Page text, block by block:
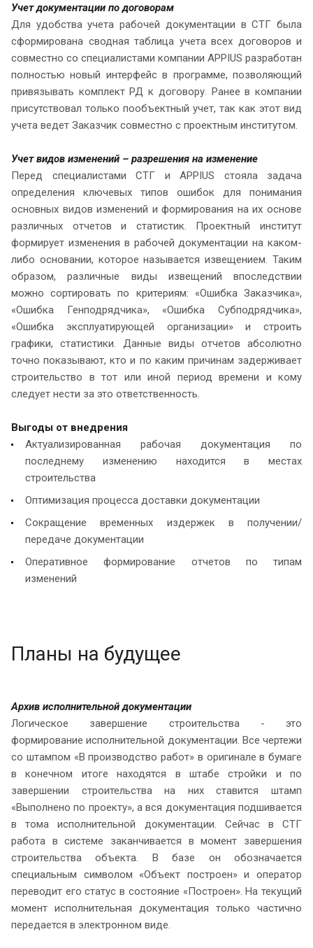
Учет документации по договорам
Для удобства учета рабочей документации в СТГ была
сформирована сводная таблица учета всех договоров и
совместно со специалистами компании APPIUS разработан
полностью новый интерфейс в программе, позволяющий
привязывать комплект РД к договору. Ранее в компании
присутствовал только пообъектный учет, так как этот вид
учета ведет Заказчик совместно с проектным институтом.
Учет видов изменений – разрешения на изменение
Перед специалистами СТГ и APPIUS стояла задача
определения ключевых типов ошибок для понимания
основных видов изменений и формирования на их основе
различных отчетов и статистик. Проектный институт
формирует изменения в рабочей документации на каком-
либо основании, которое называется извещением. Таким
образом, различные виды извещений впоследствии
можно сортировать по критериям: «Ошибка Заказчика»,
«Ошибка Генподрядчика», «Ошибка Субподрядчика»,
«Ошибка эксплуатирующей организации» и строить
графики, статистики. Данные виды отчетов абсолютно
точно показывают, кто и по каким причинам задерживает
строительство в тот или иной период времени и кому
следует нести за это ответственность.
Выгоды от внедрения
Актуализированная рабочая документация по
последнему изменению находится в местах
строительства
Оптимизация процесса доставки документации
Сокращение временных издержек в получении/
передаче документации
Оперативное формирование отчетов по типам
изменений
Планы на будущее
Архив исполнительной документации
Логическое завершение строительства - это
формирование исполнительной документации. Все чертежи
со штампом «В производство работ» в оригинале в бумаге
в конечном итоге находятся в штабе стройки и по
завершении строительства на них ставится штамп
«Выполнено по проекту», а вся документация подшивается
в тома исполнительной документации. Сейчас в СТГ
работа в системе заканчивается в момент завершения
строительства объекта. В базе он обозначается
специальным символом «Объект построен» и оператор
переводит его статус в состояние «Построен». На текущий
момент исполнительная документация только частично
передается в электронном виде.